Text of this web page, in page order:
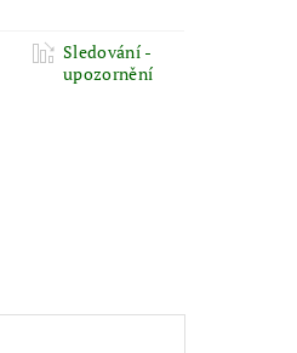
Sledování -
upozornění